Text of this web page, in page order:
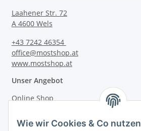
Laahener Str. 72
A 4600 Wels
+43 7242 46354
office@mostshop.at
www.mostshop.at
Unser Angebot
Online Shop
Wie wir Cookies & Co nutzen